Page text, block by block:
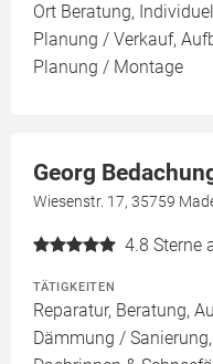
Ort Beratung,
Planung / Verkauf,
Planung / Montage
Georg
Wiesenstr. 17, 35759
4.8 Sterne
TÄTIGKEITEN
Reparatur, Beratung,
Dämmung /